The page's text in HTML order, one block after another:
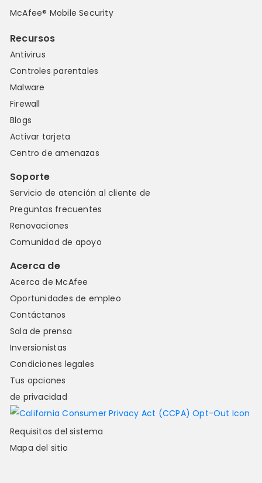
McAfee® Mobile Security
Recursos
Antivirus
Controles parentales
Malware
Firewall
Blogs
Activar tarjeta
Centro de amenazas
Soporte
Servicio de atención al cliente de
Preguntas frecuentes
Renovaciones
Comunidad de apoyo
Acerca de
Acerca de McAfee
Oportunidades de empleo
Contáctanos
Sala de prensa
Inversionistas
Condiciones legales
Tus opciones
de privacidad
Requisitos del sistema
Mapa del sitio